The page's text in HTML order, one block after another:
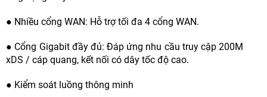
● Nhiều cổng WAN: Hỗ trợ tối đa 4 cổng WAN.
● Cổng Gigabit đầy đủ: Đáp ứng nhu cầu truy cập 200M
xDS / cáp quang, kết nối có dây tốc độ cao.
● Kiểm soát luồng thông minh